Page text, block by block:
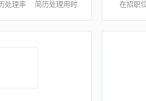
处理率 简历处理用时 在招职